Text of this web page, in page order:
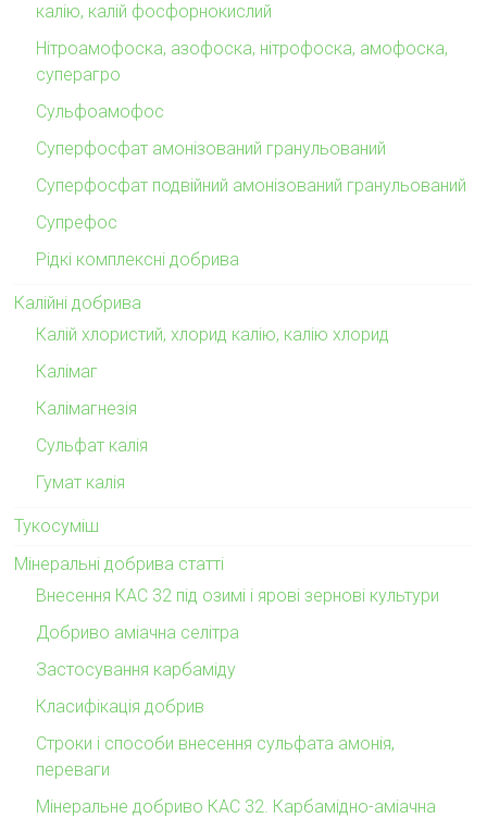
калію, калій фосфорнокислий
Нітроамофоска, азофоска, нітрофоска, амофоска,
суперагро
Сульфоамофос
Суперфосфат амонізований гранульований
Суперфосфат подвійний амонізований гранульований
Супрефос
Рідкі комплексні добрива
Калійні добрива
Калій хлористий, хлорид калію, калію хлорид
Калімаг
Калімагнезія
Сульфат калія
Гумат калія
Тукосуміш
Мінеральні добрива статті
Внесення КАС 32 під озимі і ярові зернові культури
Добриво аміачна селітра
Застосування карбаміду
Класифікація добрив
Строки і способи внесення сульфата амонія,
переваги
Мінеральне добриво КАС 32. Карбамідно-аміачна